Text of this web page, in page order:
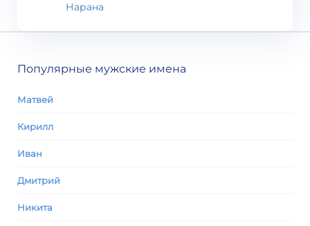
Нарана
Популярные мужские имена
Матвей
Кирилл
Иван
Дмитрий
Никита